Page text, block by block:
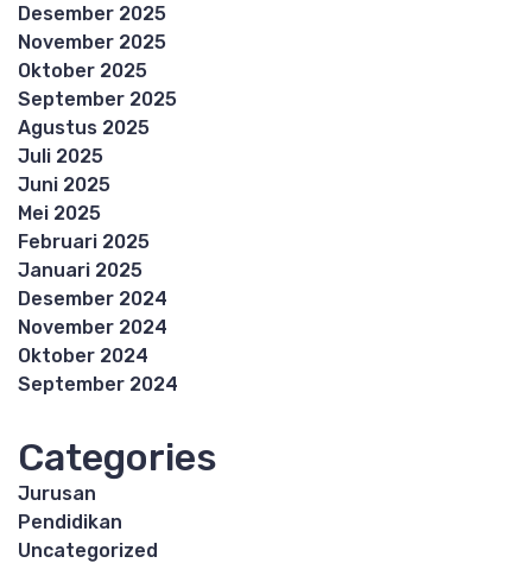
Desember 2025
November 2025
Oktober 2025
September 2025
Agustus 2025
Juli 2025
Juni 2025
Mei 2025
Februari 2025
Januari 2025
Desember 2024
November 2024
Oktober 2024
September 2024
Categories
Jurusan
Pendidikan
Uncategorized